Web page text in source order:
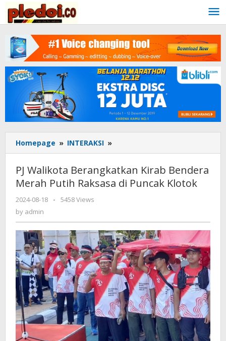
content
Homepage » INTERAKSI »
Walikota
Berangkatkan
Kirab
Bendera
Puncak
Klotok
PJ Walikota Berangkatkan Kirab Bendera
Merah Putih Raksasa di Puncak Klotok
2024-08-18
by
-
5458 Views
by admin